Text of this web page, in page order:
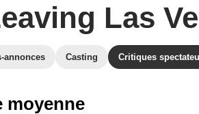
Las
annonces Casting Critiques
moyenne